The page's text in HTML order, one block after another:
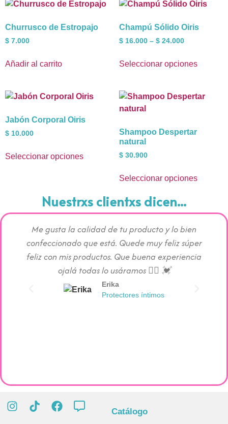
Churrusco de Estropajo
$ 7.000
Añadir al carrito
Champú Sólido Oiris
$ 16.000 – $ 24.000
Seleccionar opciones
Jabón Corporal Oiris
$ 10.000
Seleccionar opciones
Shampoo Despertar
natural
$ 30.900
Seleccionar opciones
Nuestrxs clientxs dicen...
Me gusta la calidad de tu producto y lo bien
confeccionado que está. Quede muy feliz súper
feliz con mis productos. Que buena experiencia
ojalá todas lo usáramos 👯‍♀️ 💓
Erika
Protectores íntimos
Catálogo